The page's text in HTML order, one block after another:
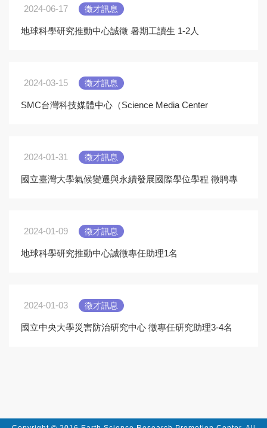
2024-06-17 徵才訊息
地球科學研究推動中心誠徵 暑期工讀生 1-2人
2024-03-15 徵才訊息
SMC台灣科技媒體中心（Science Media Center
2024-01-31 徵才訊息
國立臺灣大學氣候變遷與永續發展國際學位學程 徵聘專
2024-01-09 徵才訊息
地球科學研究推動中心誠徵專任助理1名
2024-01-03 徵才訊息
國立中央大學災害防治研究中心 徵專任研究助理3-4名